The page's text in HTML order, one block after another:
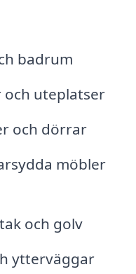
badrum
och uteplatser
och dörrar
möbler
och golv
ytterväggar